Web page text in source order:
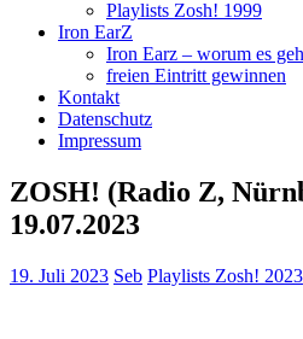
Playlists Zosh! 1999
Iron EarZ
Iron Earz – worum es
freien Eintritt gewinnen
Kontakt
Datenschutz
Impressum
ZOSH! (Radio Z,
19.07.2023
19. Juli 2023 Seb Playlists Zosh! 2023